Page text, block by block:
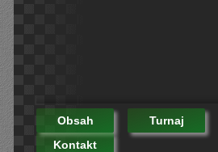
Obsah Turnaj
Kontakt